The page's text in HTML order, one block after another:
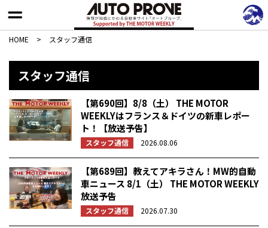
HOME > スタッフ通信
スタッフ通信
【第690回】8/8（土） THE MOTOR
WEEKLYはフランス＆ドイツの新車レポー
ト！【放送予告】
スタッフ通信 2026.08.06
【第689回】教えてアキラさん！MW的自動
車ニュース 8/1（土） THE MOTOR WEEKLY
放送予告
スタッフ通信 2026.07.30